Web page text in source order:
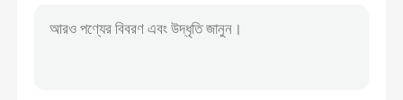
হেভি ডিউটি ​​ফিল্টার